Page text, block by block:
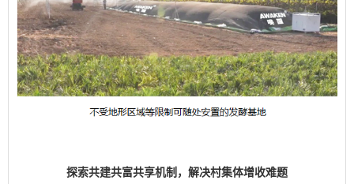
探索共建共富共享机制，解决村集体增收难题